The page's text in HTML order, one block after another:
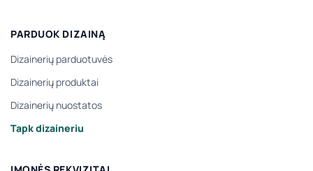
PARDUOK DIZAINĄ
Dizainerių parduotuvės
Dizainerių produktai
Dizainerių nuostatos
Tapk dizaineriu